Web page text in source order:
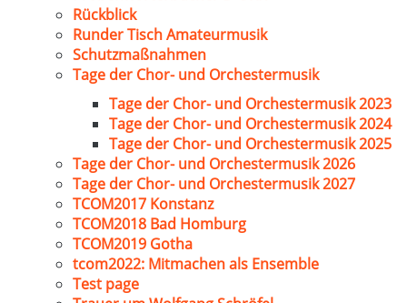
Rückblick
Runder Tisch Amateurmusik
Schutzmaßnahmen
Tage der Chor- und Orchestermusik
Tage der Chor- und Orchestermusik 2023
Tage der Chor- und Orchestermusik 2024
Tage der Chor- und Orchestermusik 2025
Tage der Chor- und Orchestermusik 2026
Tage der Chor- und Orchestermusik 2027
TCOM2017 Konstanz
TCOM2018 Bad Homburg
TCOM2019 Gotha
tcom2022: Mitmachen als Ensemble
Test page